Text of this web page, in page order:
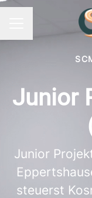
Junior
Junior
steuerst